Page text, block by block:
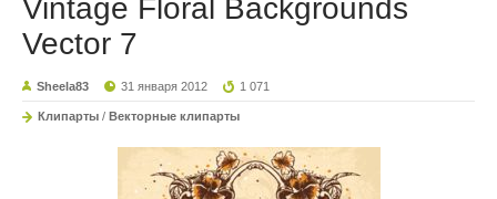
Vintage Floral Backgrounds
Vector 7
Sheela83 31 января 2012 1 071
Клипарты / Векторные клипарты